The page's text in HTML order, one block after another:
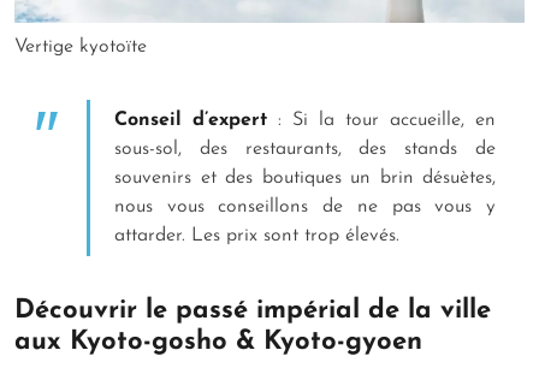
Vertige kyotoïte
Conseil d’expert : Si la tour accueille, en
sous-sol, des restaurants, des stands de
souvenirs et des boutiques un brin désuètes,
nous vous conseillons de ne pas vous y
attarder. Les prix sont trop élevés.
Découvrir le passé impérial de la ville
aux Kyoto-gosho & Kyoto-gyoen